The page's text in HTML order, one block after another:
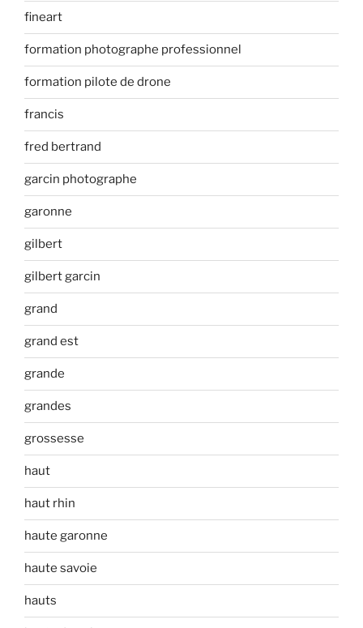
fineart
formation photographe professionnel
formation pilote de drone
francis
fred bertrand
garcin photographe
garonne
gilbert
gilbert garcin
grand
grand est
grande
grandes
grossesse
haut
haut rhin
haute garonne
haute savoie
hauts